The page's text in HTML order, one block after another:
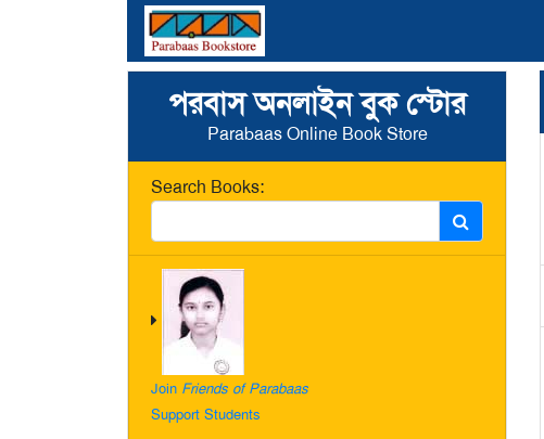
পরবাস অনলাইন বুক স্টোর
Parabaas Online Book Store
Search Books:
Join Friends of Parabaas
Support Students